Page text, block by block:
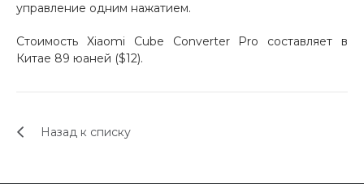
об оплате Плайтом
Остались вопросы?
управление одним нажатием.
Стоимость Xiaomi Cube Converter Pro составляет в
Китае 89 юаней ($12).
Назад к списку